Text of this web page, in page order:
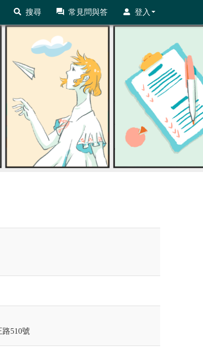
搜尋 常見問與答 登入
路510號